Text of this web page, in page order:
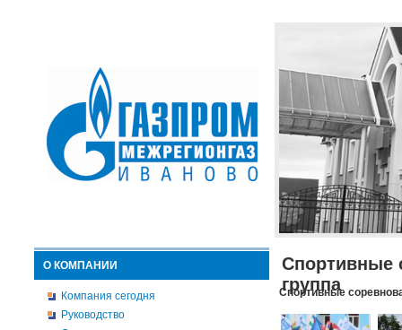
О КОМПАНИИ
Компания сегодня
Руководство
Спортивные
группа
Спортивные